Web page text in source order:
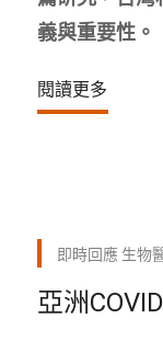
義與重要性。
閱讀更多
即時回應 生物
亞洲